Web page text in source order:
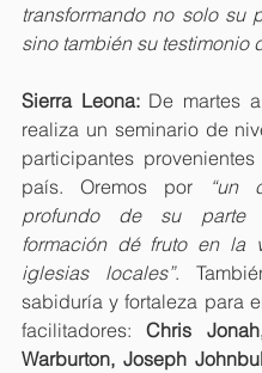
transformando no solo su
sino también su testimonio
Sierra Leona: De martes
realiza un seminario de
participantes
país. Oremos por
“un
profundo de su
formación dé fruto en la
iglesias locales”.
sabiduría y fortaleza para
facilitadores: Chris
Warburton, Joseph